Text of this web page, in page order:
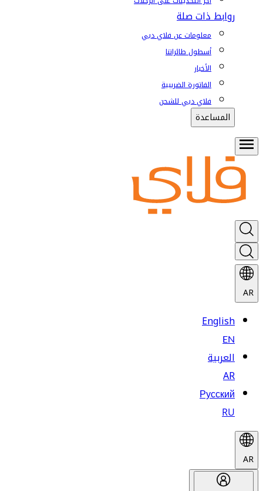
روابط ذات صلة
معلومات عن فلاي دبي
أسطول طائراتنا
الأخبار
الفاتورة الضريبية
فلاي دبي للشحن
المساعدة
AR
English
EN
العربية
AR
Русский
RU
AR